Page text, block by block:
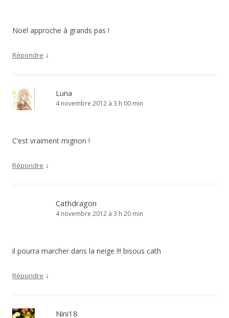
Noël approche à grands pas !
Répondre ↓
Luna
4 novembre 2012 à 3 h 00 min
C’est vraiment mignon !
Répondre ↓
Cathdragon
4 novembre 2012 à 3 h 20 min
il pourra marcher dans la neige !!! bisous cath
Répondre ↓
Nini18